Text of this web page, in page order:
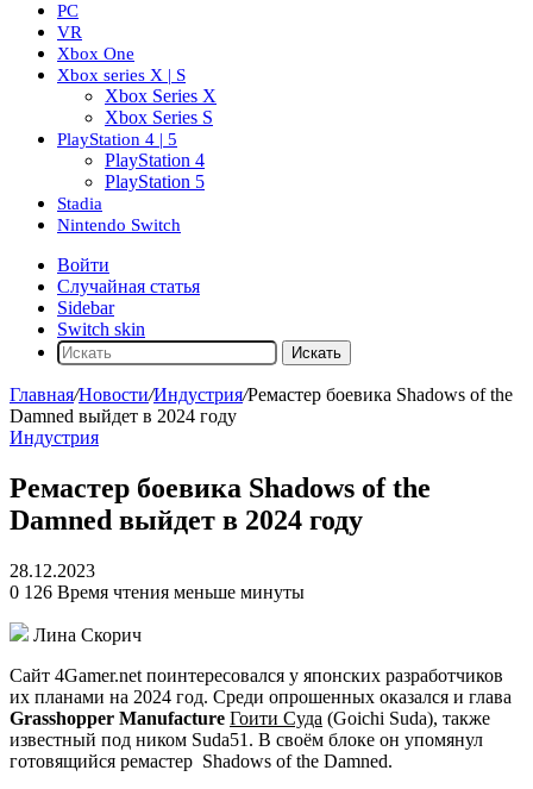
PC
VR
Xbox One
Xbox series X | S
Xbox Series X
Xbox Series S
PlayStation 4 | 5
PlayStation 4
PlayStation 5
Stadia
Nintendo Switch
Войти
Случайная статья
Sidebar
Switch skin
Искать
Главная/Новости/Индустрия/Ремастер боевика Shadows of the
Damned выйдет в 2024 году
Индустрия
Ремастер боевика Shadows of the
Damned выйдет в 2024 году
28.12.2023
0 126 Время чтения меньше минуты
Лина Скорич
Сайт 4Gamer.net поинтересовался у японских разработчиков
их планами на 2024 год. Среди опрошенных оказался и глава
Grasshopper Manufacture Гоити Суда (Goichi Suda), также
известный под ником Suda51. В своём блоке он упомянул
готовящийся ремастер Shadows of the Damned.